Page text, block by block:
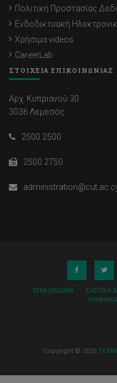
Πολιτική Προστασίας
Ενδοδικτυακή
Χρήσιμα videos
CareerLab
ΣΤΟΙΧΕΙΑ ΕΠΙΚΟΙΝΩΝΙΑΣ
Αρχ. Κυπριανού 30
3036 Λεμεσός
2500 2500
2500 2750
ΕΠΙΚΟΙΝΩΝΊΑ ΣΧΕΤΙΚΆ
Copyright © 2026